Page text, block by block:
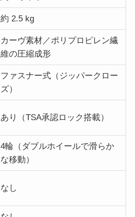
約 2.5 kg
カーヴ素材／ポリプロピレン繊
維の圧縮成形
ファスナー式（ジッパークロー
ズ）
あり（TSA承認ロック搭載）
4輪（ダブルホイールで滑らか
な移動）
なし